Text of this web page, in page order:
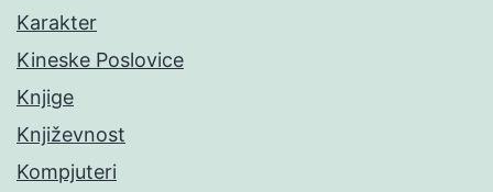
Karakter
Kineske Poslovice
Knjige
Književnost
Kompjuteri